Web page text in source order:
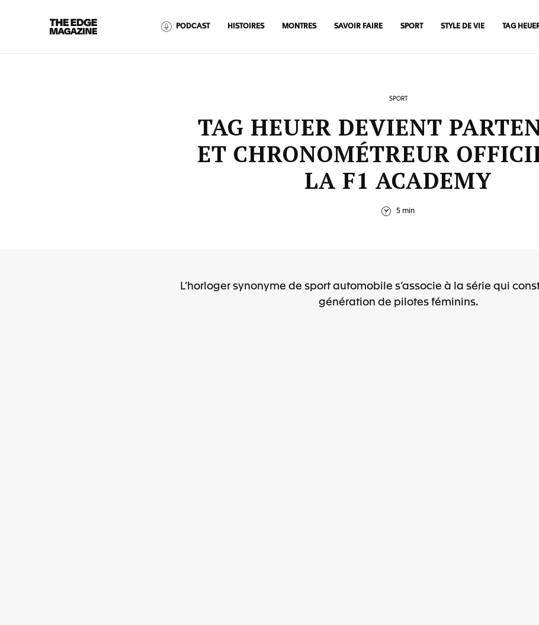
The
Edge
Magazine
PODCAST HISTOIRES MONTRES SAVOIR FAIRE SPORT STYLE DE VIE TAG
SPORT
TAG HEUER DEVIENT
ET CHRONOMÉTREUR
LA F1 ACADEMY
5 min
L’horloger synonyme de sport automobile s’associe à la série qui
génération de pilotes féminins.